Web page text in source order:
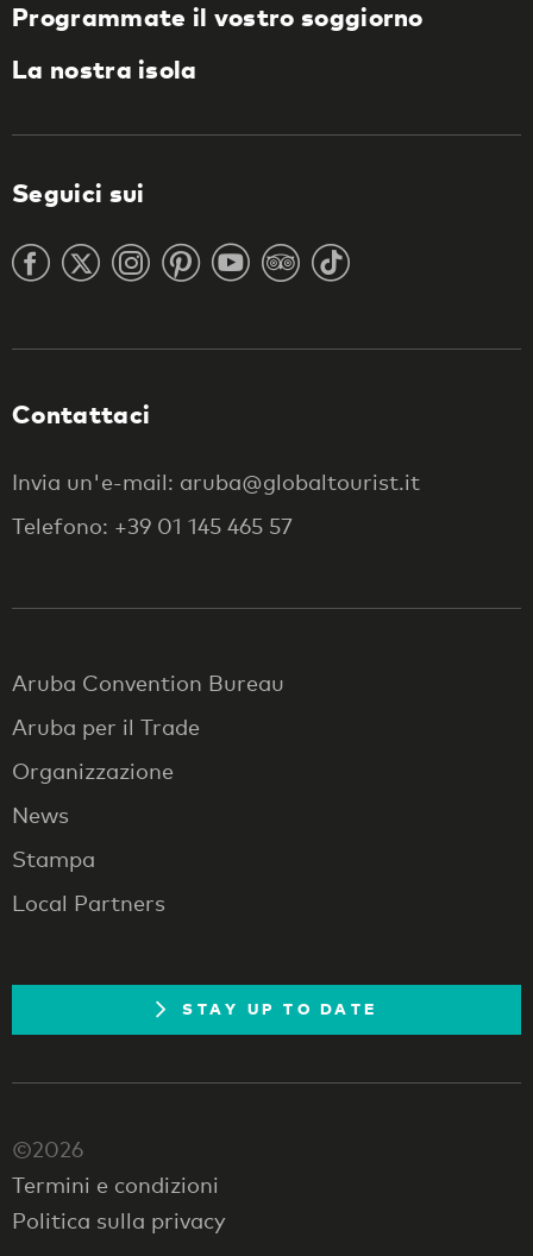
Programmate il vostro soggiorno
La nostra isola
Seguici sui
Contattaci
Invia un'e-mail: aruba@globaltourist.it
Telefono: +39 01 145 465 57
Aruba Convention Bureau
Aruba per il Trade
Organizzazione
News
Stampa
Local Partners
STAY UP TO DATE
©2026
Termini e condizioni
Politica sulla privacy